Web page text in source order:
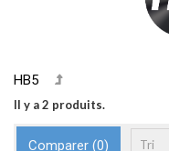
HB5
Il y a 2 produits.
Comparer (0)